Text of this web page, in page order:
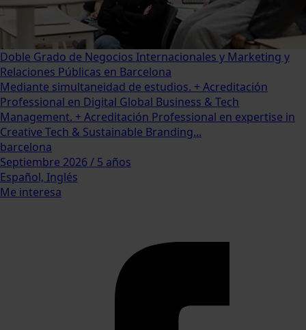
Doble Grado de Negocios Internacionales y Marketing y
Relaciones Públicas en Barcelona
Mediante simultaneidad de estudios. + Acreditación
Professional en Digital Global Business & Tech
Management. + Acreditación Professional en expertise in
Creative Tech & Sustainable Branding...
barcelona
Septiembre 2026 / 5 años
Español, Inglés
Me interesa